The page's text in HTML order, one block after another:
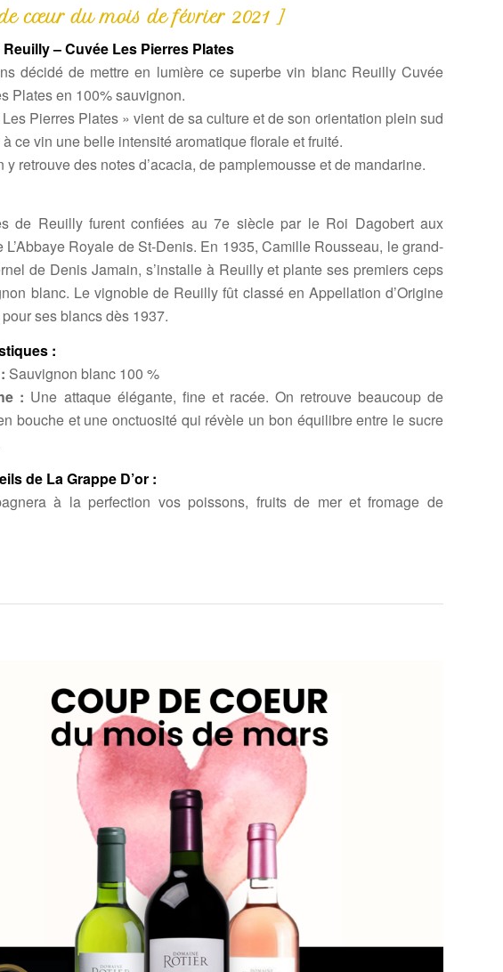
cœur du mois de février 2021 ]
– Cuvée Les Pierres Plates
décidé de mettre en lumière ce superbe vin blanc Reuilly Cuvée
Plates en 100% sauvignon.
Pierres Plates » vient de sa culture et de son orientation plein sud
ce vin une belle intensité aromatique florale et fruité.
y retrouve des notes d’acacia, de pamplemousse et de mandarine.
de Reuilly furent confiées au 7e siècle par le Roi Dagobert aux
L’Abbaye Royale de St-Denis. En 1935, Camille Rousseau, le grand-
de Denis Jamain, s’installe à Reuilly et plante ses premiers ceps
blanc. Le vignoble de Reuilly fût classé en Appellation d’Origine
ses blancs dès 1937.
:
Sauvignon blanc 100 %
: Une attaque élégante, fine et racée. On retrouve beaucoup de
bouche et une onctuosité qui révèle un bon équilibre entre le sucre
de La Grappe D’or :
à la perfection vos poissons, fruits de mer et fromage de